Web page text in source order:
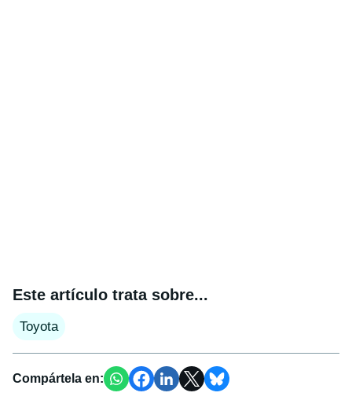
Este artículo trata sobre...
Toyota
Compártela en: